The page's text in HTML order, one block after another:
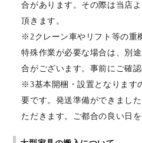
合があります。その際は当店
頂きます。
※2クレーン車やリフト等の重
特殊作業が必要な場合は、別
合がございます。事前にご確
※3基本開梱・設置となります
要です。発送準備ができまし
ただきます。ご都合の良い日